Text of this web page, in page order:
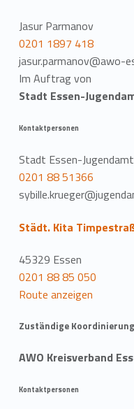
Jasur Parmanov
0201 1897 418
jasur.parmanov@awo-
Im Auftrag von
Stadt Essen-
Kontaktpersonen
Stadt Essen-Jugendamt
0201 88 51366
Städt. Kita
45329 Essen
0201 88 85 050
Route anzeigen
Zuständige
AWO Kreisverband
Kontaktpersonen